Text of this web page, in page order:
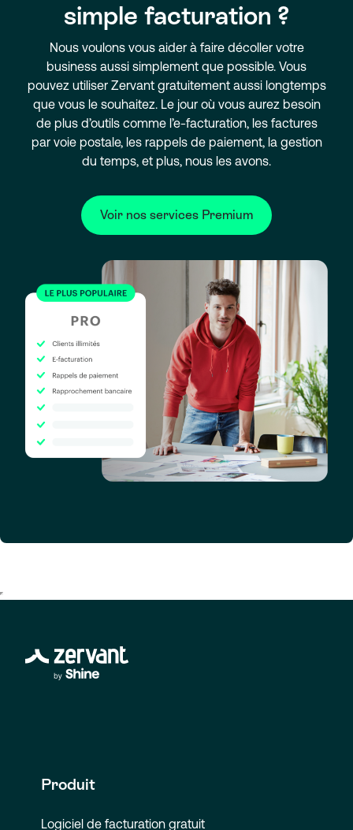
simple facturation ?
Nous voulons vous aider à faire décoller votre
business aussi simplement que possible. Vous
pouvez utiliser Zervant gratuitement aussi longtemps
que vous le souhaitez. Le jour où vous aurez besoin
de plus d’outils comme l’e-facturation, les factures
par voie postale, les rappels de paiement, la gestion
du temps, et plus, nous les avons.
Voir nos services Premium
Produit
Logiciel de facturation gratuit